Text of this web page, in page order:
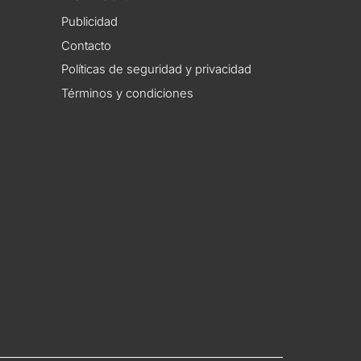
Publicidad
Contacto
Políticas de seguridad y privacidad
Términos y condiciones